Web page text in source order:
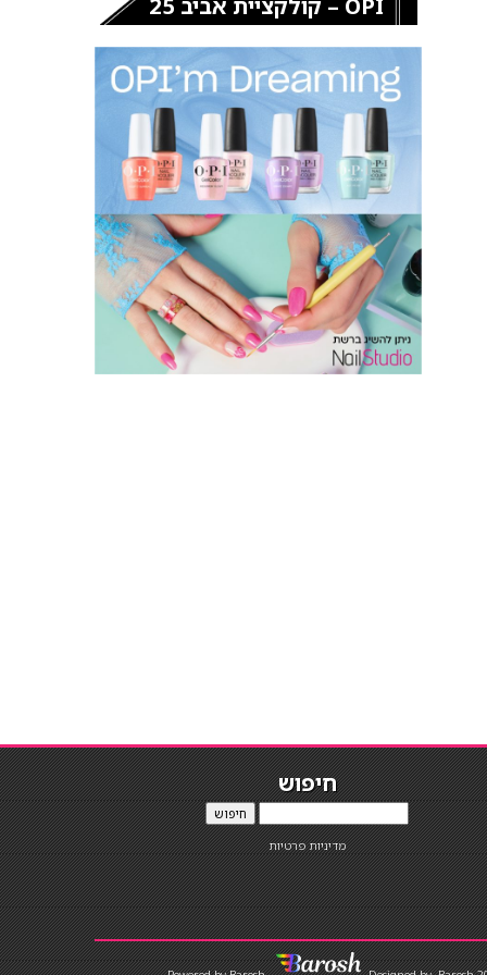
OPI – קולקציית אביב 25
חיפוש
חיפוש
מדיניות פרטיות